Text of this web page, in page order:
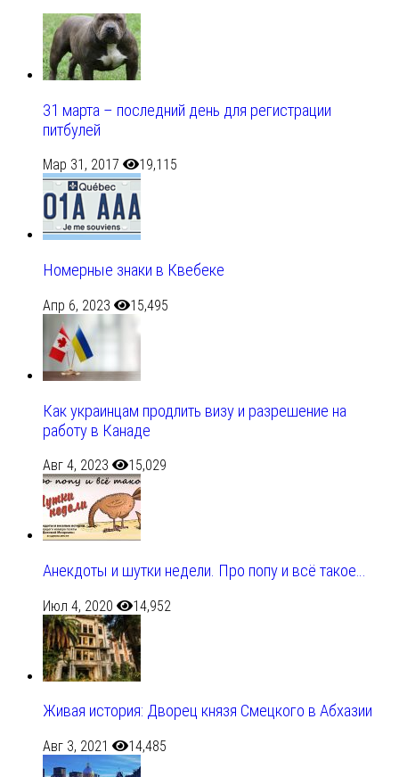
31 марта – последний день для регистрации
питбулей
Мар 31, 2017 19,115
Номерные знаки в Квебеке
Апр 6, 2023 15,495
Как украинцам продлить визу и разрешение на
работу в Канаде
Авг 4, 2023 15,029
Анекдоты и шутки недели. Про попу и всё такое…
Июл 4, 2020 14,952
Живая история: Дворец князя Смецкого в Абхазии
Авг 3, 2021 14,485